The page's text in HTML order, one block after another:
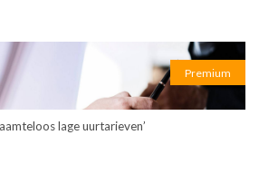
Premium
lage uurtarieven’